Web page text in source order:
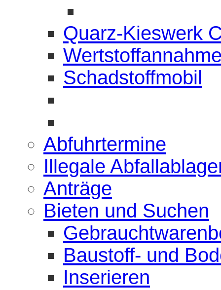
Quarz-Kieswerk
Schadstoffmobil
Abfuhrtermine
Illegale
Anträge
Bieten und Suchen
Baustoff- und
Inserieren